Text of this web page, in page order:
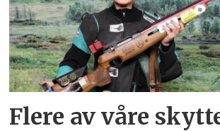
Flere av våre